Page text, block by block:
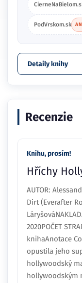
PodVrskom.sk
Detaily knihy
Recenzie
Knihu, prosím!
Hříchy
AUTOR:
Dirt (Everafter
2020POČET
knihaAnotace
opustila jeho
hollywoodský
hollywoodským